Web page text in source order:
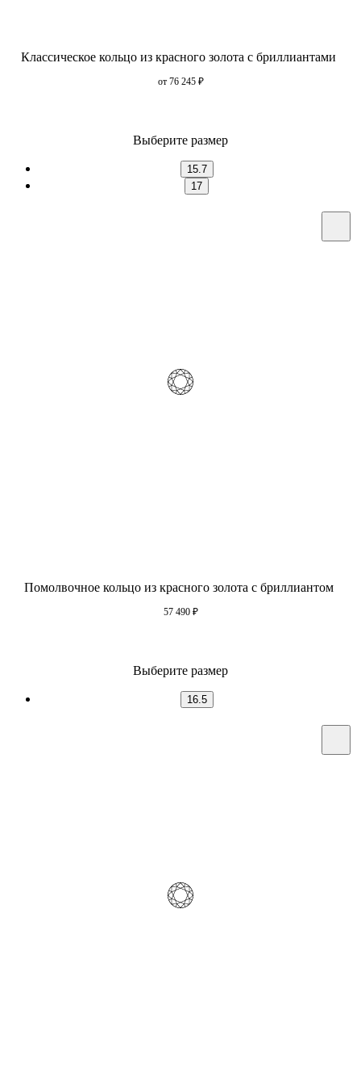
Классическое кольцо из красного золота с бриллиантами
от 76 245 ₽
Выберите размер
15.7
17
Помолвочное кольцо из красного золота с бриллиантом
57 490 ₽
Выберите размер
16.5